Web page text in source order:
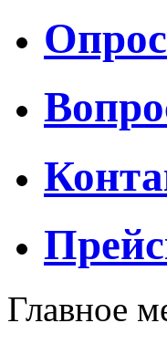
Опрос
Главное